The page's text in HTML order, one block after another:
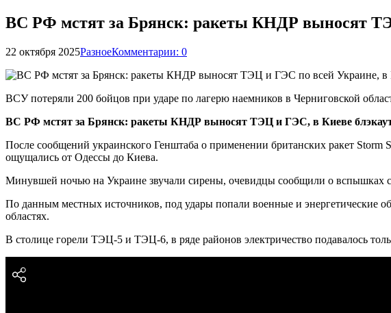
ВС РФ мстят за Брянск: ракеты КНДР выносят
22 октября 2025РазноеКомментарии: 0
ВСУ потеряли 200 бойцов при ударе по лагерю наемников в Черниговской
ВС РФ мстят за Брянск: ракеты КНДР выносят ТЭЦ и ГЭС, в Киеве
После сообщений украинского Генштаба о применении британских ракет
ощущались от Одессы до Киева.
Минувшей ночью на Украине звучали сирены, очевидцы сообщили о вспышках
По данным местных источников, под удары попали военные и энергетические
областях.
В столице горели ТЭЦ-5 и ТЭЦ-6, в ряде районов электричество подавалось